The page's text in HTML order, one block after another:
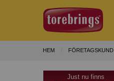
HEM FÖRETAGSKUND
Just nu finns